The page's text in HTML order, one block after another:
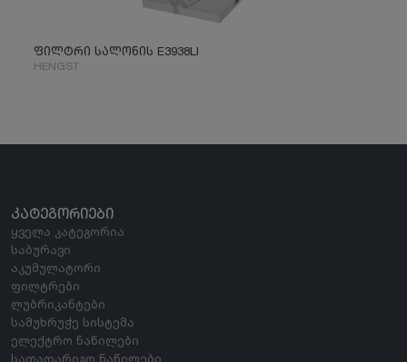
ფილტრი სალონის E3938LI
HENGST
ᲙᲐᲢᲔᲒᲝᲠᲘᲔᲑᲘ
ყველა კატეგორია
საბურავი
აკუმულატორი
ფილტრები
ლუბრიკანტები
სამუხრუჭე სისტემა
ელექტრო ნაწილები
სათადარიგო ნაწილები